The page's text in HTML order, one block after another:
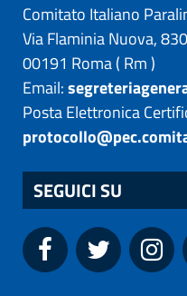
Comitato Italiano
Via Flaminia Nuova, 830
00191 Roma( Rm)
Email:
Posta Elettronica
SEGUICI SU